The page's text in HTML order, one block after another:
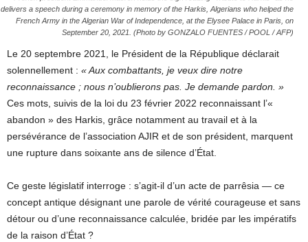
delivers a speech during a ceremony in memory of the Harkis, Algerians who helped the
French Army in the Algerian War of Independence, at the Elysee Palace in Paris, on
September 20, 2021. (Photo by GONZALO FUENTES / POOL / AFP)
Le 20 septembre 2021, le Président de la République déclarait
solennellement : « Aux combattants, je veux dire notre
reconnaissance ; nous n’oublierons pas. Je demande pardon. »
Ces mots, suivis de la loi du 23 février 2022 reconnaissant l’«
abandon » des Harkis, grâce notamment au travail et à la
persévérance de l’association AJIR et de son président, marquent
une rupture dans soixante ans de silence d’État.
Ce geste législatif interroge : s’agit-il d’un acte de parrêsia — ce
concept antique désignant une parole de vérité courageuse et sans
détour ou d’une reconnaissance calculée, bridée par les impératifs
de la raison d’État ?